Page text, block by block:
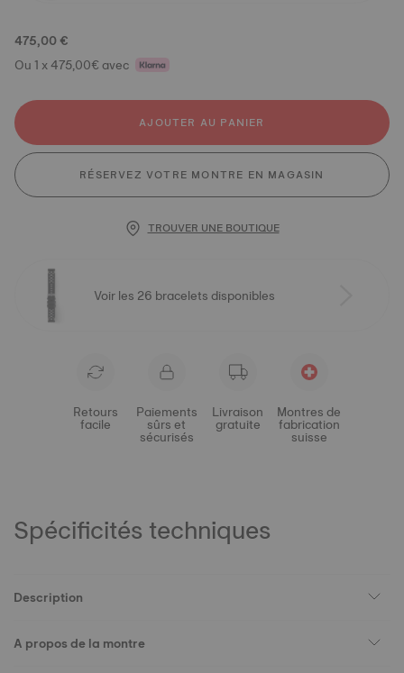
475,00 €
Ou 1 x 475,00€ avec
AJOUTER AU PANIER
RÉSERVEZ VOTRE MONTRE EN MAGASIN
TROUVER UNE BOUTIQUE
Voir les 26 bracelets disponibles
Retours
facile
Paiements
sûrs et
sécurisés
Livraison
gratuite
Montres de
fabrication
suisse
Spécificités techniques
Description
A propos de la montre